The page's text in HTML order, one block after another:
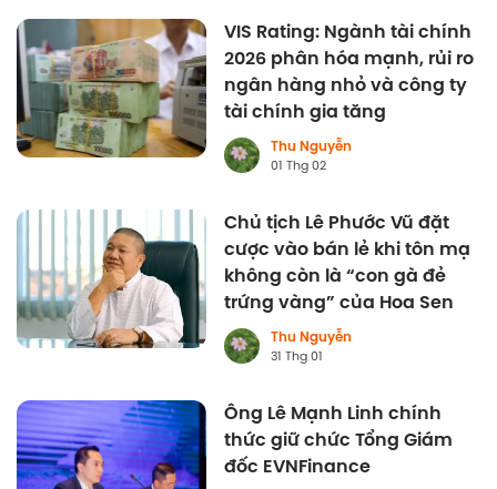
VIS Rating: Ngành tài chính
2026 phân hóa mạnh, rủi ro
ngân hàng nhỏ và công ty
tài chính gia tăng
Thu Nguyễn
01 Thg 02
Chủ tịch Lê Phước Vũ đặt
cược vào bán lẻ khi tôn mạ
không còn là “con gà đẻ
trứng vàng” của Hoa Sen
Thu Nguyễn
31 Thg 01
Ông Lê Mạnh Linh chính
thức giữ chức Tổng Giám
đốc EVNFinance